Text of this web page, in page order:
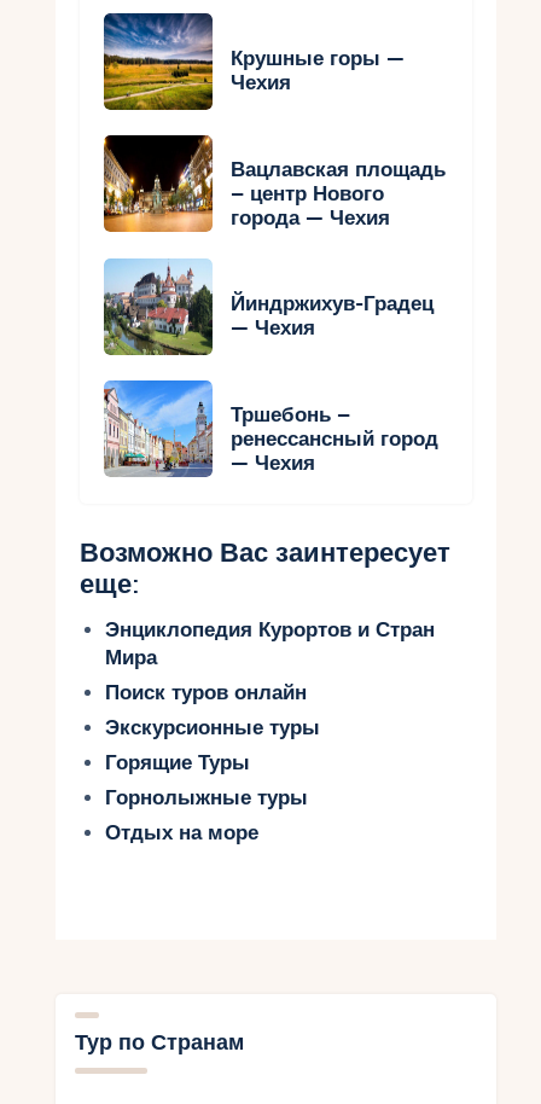
Крушные горы —
Чехия
Вацлавская площадь
– центр Нового
города — Чехия
Йиндржихув-Градец
— Чехия
Тршебонь –
ренессансный город
— Чехия
Возможно Вас заинтересует
еще:
Энциклопедия Курортов и Стран
Мира
Поиск туров онлайн
Экскурсионные туры
Горящие Туры
Горнолыжные туры
Отдых на море
Тур по Странам